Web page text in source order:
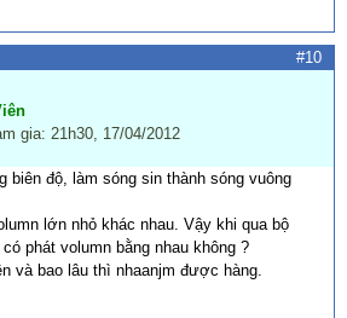
#10
gia: 21h30, 17/04/2012
biên độ, làm sóng sin thành sóng vuông
lớn nhỏ khác nhau. Vậy khi qua bộ
phát volumn bằng nhau không ?
và bao lâu thì nhaanjm được hàng.